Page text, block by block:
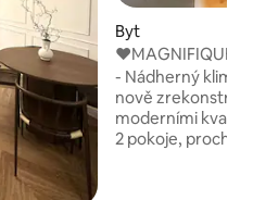
Byt
❤️MAGNIFIQUE
TERRASSE /
- Nádherný
nově
moderními
2 pokoje,